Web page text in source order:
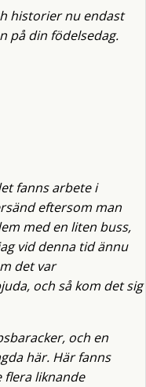
historier nu endast
på din födelsedag.
fanns arbete i
eftersom man
med en liten buss,
vid denna tid ännu
det var
och så kom det sig
och en
här. Här fanns
flera liknande